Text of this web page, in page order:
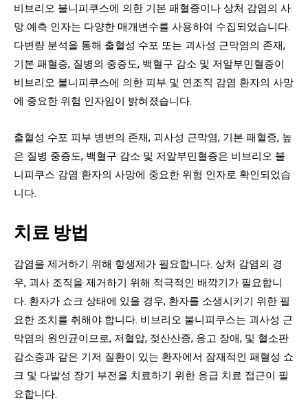
비브리오 불니피쿠스에 의한 기본 패혈증이나 상처 감염의 사
망 예측 인자는 다양한 매개변수를 사용하여 수집되었습니다.
다변량 분석을 통해 출혈성 수포 또는 괴사성 근막염의 존재,
기본 패혈증, 질병의 중증도, 백혈구 감소 및 저알부민혈증이
비브리오 불니피쿠스에 의한 피부 및 연조직 감염 환자의 사망
에 중요한 위험 인자임이 밝혀졌습니다.
출혈성 수포 피부 병변의 존재, 괴사성 근막염, 기본 패혈증, 높
은 질병 중증도, 백혈구 감소 및 저알부민혈증은 비브리오 불
니피쿠스 감염 환자의 사망에 중요한 위험 인자로 확인되었습
니다.
치료 방법
감염을 제거하기 위해 항생제가 필요합니다. 상처 감염의 경
우, 괴사 조직을 제거하기 위해 적극적인 배깍기가 필요합니
다. 환자가 쇼크 상태에 있을 경우, 환자를 소생시키기 위한 필
요한 조치를 취해야 합니다. 비브리오 불니피쿠스는 괴사성 근
막염의 원인균이므로, 저혈압, 젖산산증, 응고 장애, 및 혈소판
감소증과 같은 기저 질환이 있는 환자에서 잠재적인 패혈성 쇼
크 및 다발성 장기 부전을 치료하기 위한 응급 치료 접근이 필
요합니다.